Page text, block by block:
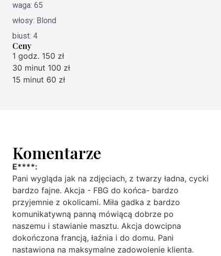
waga: 65
włosy: Blond
biust: 4
Ceny
1 godz. 150 zł
30 minut 100 zł
15 minut 60 zł
Komentarze
E****:
Pani wygląda jak na zdjęciach, z twarzy ładna, cycki
bardzo fajne. Akcja - FBG do końca- bardzo
przyjemnie z okolicami. Miła gadka z bardzo
komunikatywną panną mówiącą dobrze po
naszemu i stawianie masztu. Akcja dowcipna
dokończona francją, łaźnia i do domu. Pani
nastawiona na maksymalne zadowolenie klienta.